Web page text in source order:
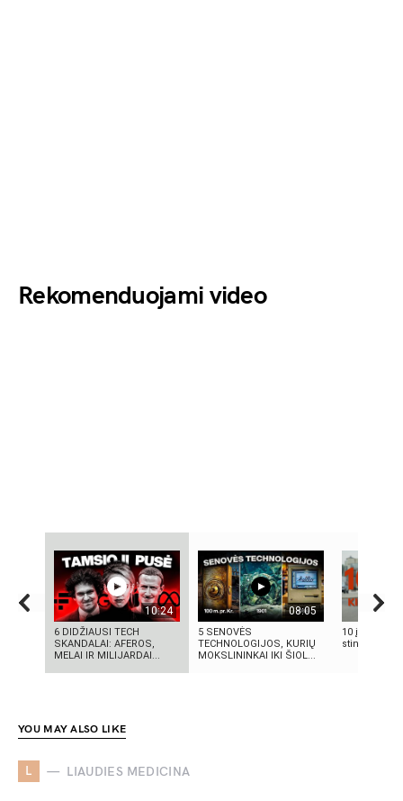
Rekomenduojami video
10:24
6 DIDŽIAUSI TECH
SKANDALAI: AFEROS,
MELAI IR MILIJARDAI...
08:05
5 SENOVĖS
TECHNOLOGIJOS, KURIŲ
MOKSLININKAI IKI ŠIOL...
10 įtemptų,
stingdančių
YOU MAY ALSO LIKE
L LIAUDIES MEDICINA